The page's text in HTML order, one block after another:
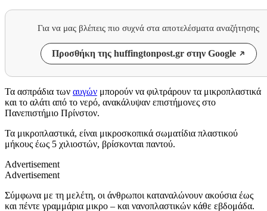
Για να μας βλέπεις πιο συχνά στα αποτελέσματα αναζήτησης
Προσθήκη της huffingtonpost.gr στην Google
Τα ασπράδια των αυγών μπορούν να φιλτράρουν τα μικροπλαστικά
και το αλάτι από το νερό, ανακάλυψαν επιστήμονες στο
Πανεπιστήμιο Πρίνστον.
Τα μικροπλαστικά, είναι μικροσκοπικά σωματίδια πλαστικού
μήκους έως 5 χιλιοστών, βρίσκονται παντού.
Advertisement
Advertisement
Σύμφωνα με τη μελέτη, οι άνθρωποι καταναλώνουν ακούσια έως
και πέντε γραμμάρια μικρο – και νανοπλαστικών κάθε εβδομάδα.